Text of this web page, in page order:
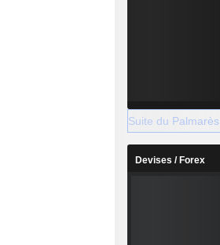
Suite du Palmarès
Devises / Forex